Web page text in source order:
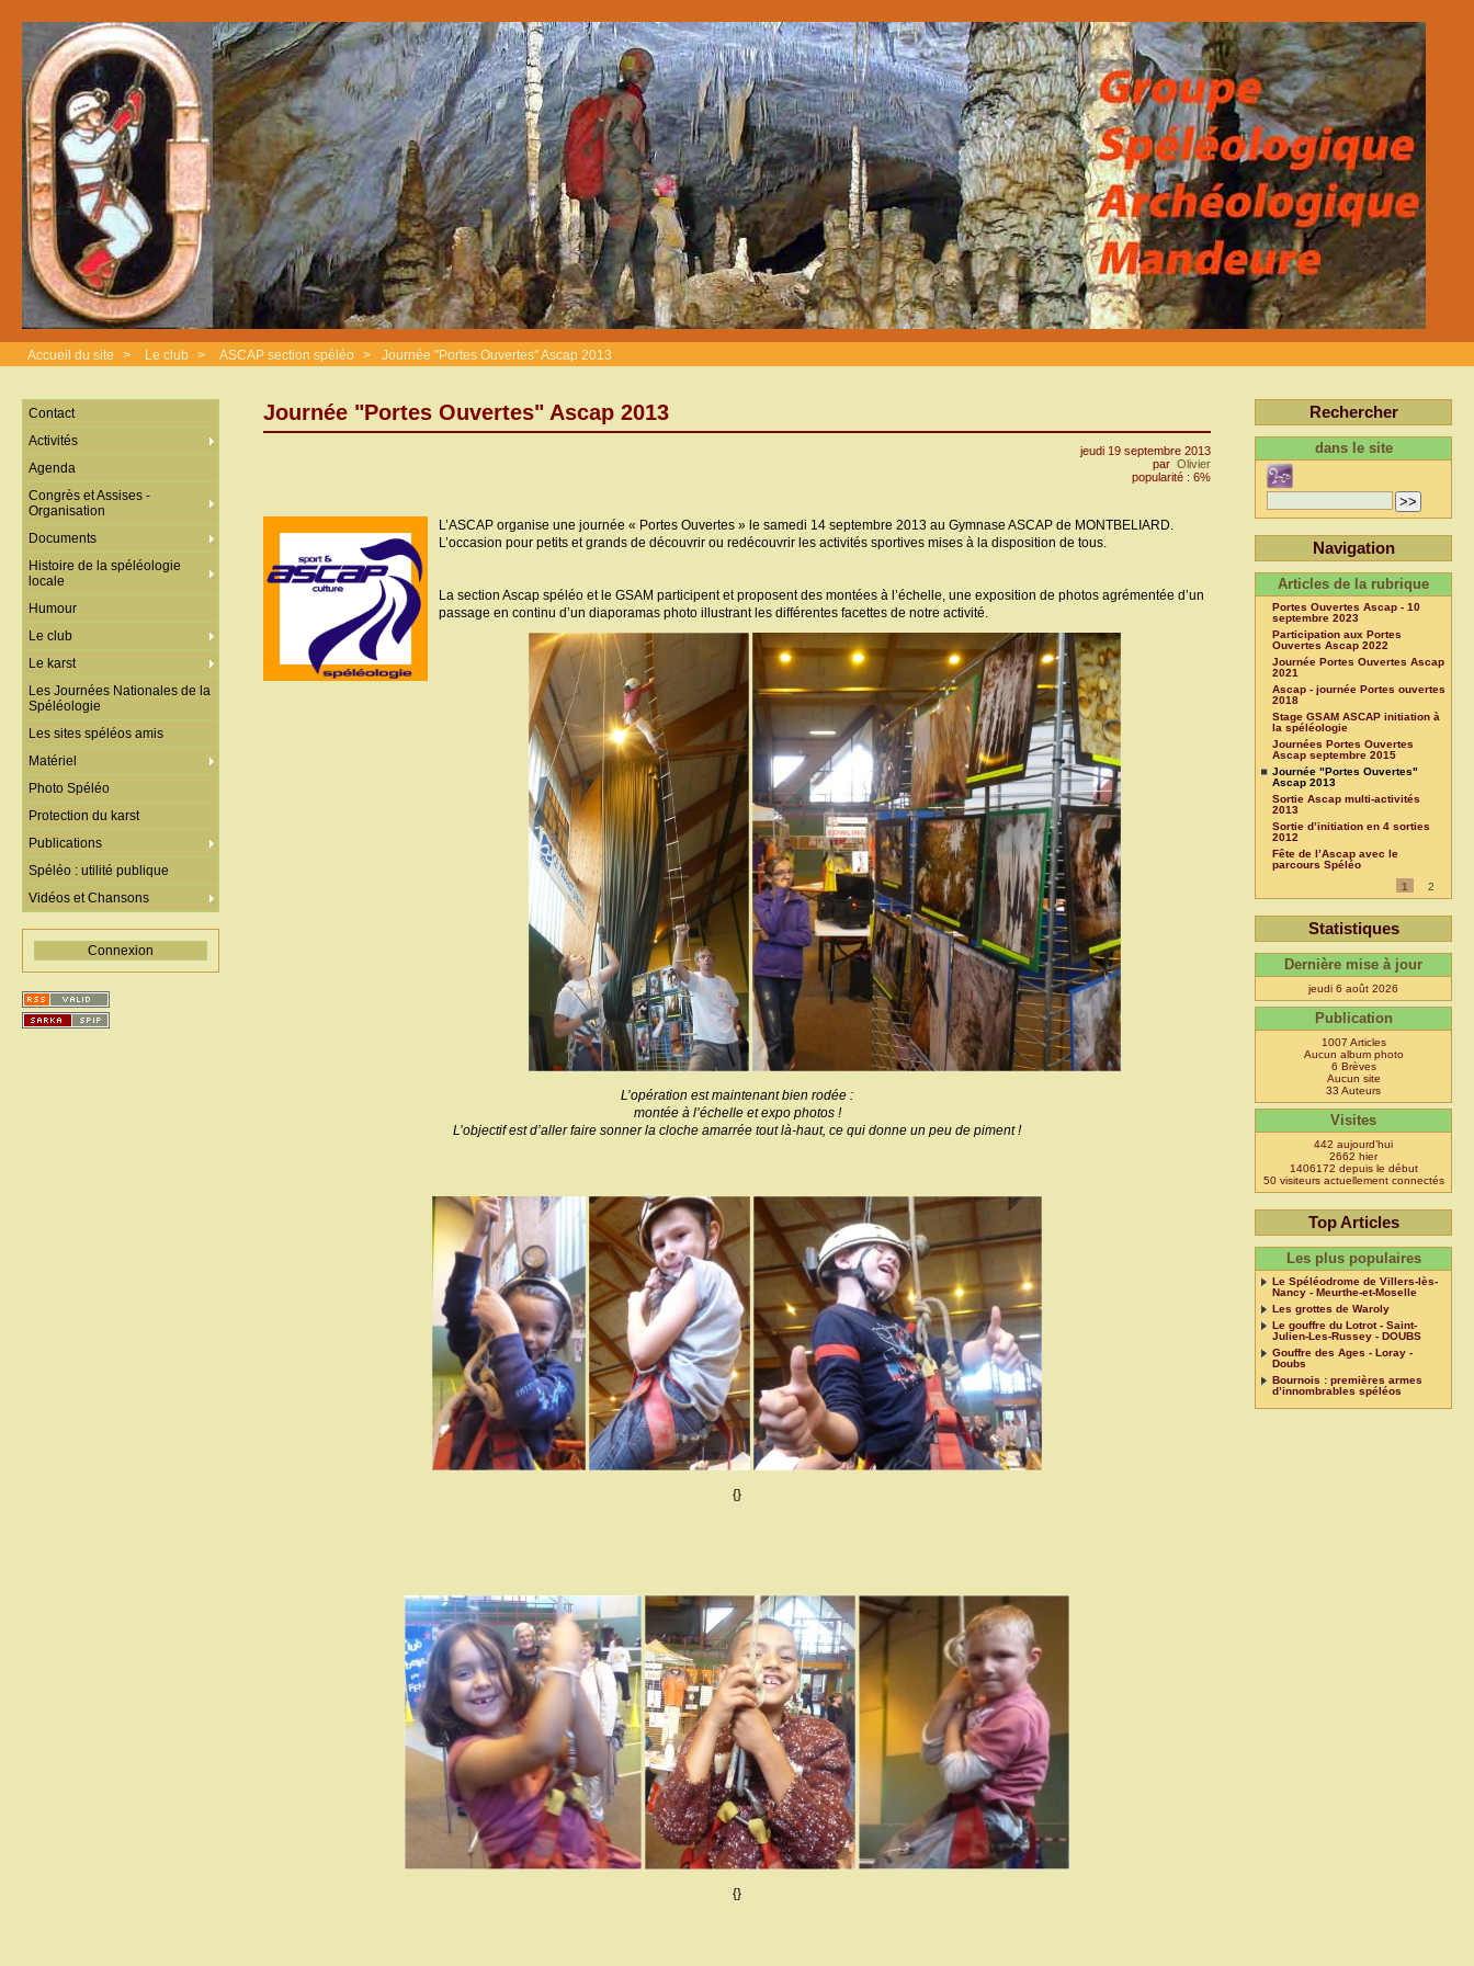
Accueil du site > Le club > ASCAP section spéléo > Journée "Portes Ouvertes" Ascap 2013
Journée "Portes Ouvertes" Ascap 2013
jeudi 19 septembre 2013
par Olivier
popularité : 6%
L’ASCAP organise une journée « Portes Ouvertes » le samedi 14 septembre 2013 au Gymnase ASCAP de MONTBELIARD.
L’occasion pour petits et grands de découvrir ou redécouvrir les activités sportives mises à la disposition de tous.
La section Ascap spéléo et le GSAM participent et proposent des montées à l’échelle, une exposition de photos agrémentée d’un
passage en continu d’un diaporamas photo illustrant les différentes facettes de notre activité.
L’opération est maintenant bien rodée :
montée à l’échelle et expo photos !
L’objectif est d’aller faire sonner la cloche amarrée tout là-haut, ce qui donne un peu de piment !
{}
{}
Contact
Activités
Agenda
Congrès et Assises -
Organisation
Documents
Histoire de la spéléologie
locale
Humour
Le club
Le karst
Les Journées Nationales de la
Spéléologie
Les sites spéléos amis
Matériel
Photo Spéléo
Protection du karst
Publications
Spéléo : utilité publique
Vidéos et Chansons
Connexion
Rechercher
dans le site
Navigation
Articles de la rubrique
Portes Ouvertes Ascap - 10
septembre 2023
Participation aux Portes
Ouvertes Ascap 2022
Journée Portes Ouvertes Ascap
2021
Ascap - journée Portes ouvertes
2018
Stage GSAM ASCAP initiation à
la spéléologie
Journées Portes Ouvertes
Ascap septembre 2015
Journée "Portes Ouvertes"
Ascap 2013
Sortie Ascap multi-activités
2013
Sortie d’initiation en 4 sorties
2012
Fête de l’Ascap avec le
parcours Spéléo
1
2
Statistiques
Dernière mise à jour
jeudi 6 août 2026
Publication
1007 Articles
Aucun album photo
6 Brèves
Aucun site
33 Auteurs
Visites
442 aujourd’hui
2662 hier
1406172 depuis le début
50 visiteurs actuellement connectés
Top Articles
Les plus populaires
Le Spéléodrome de Villers-lès-
Nancy - Meurthe-et-Moselle
Les grottes de Waroly
Le gouffre du Lotrot - Saint-
Julien-Les-Russey - DOUBS
Gouffre des Ages - Loray -
Doubs
Bournois : premières armes
d’innombrables spéléos